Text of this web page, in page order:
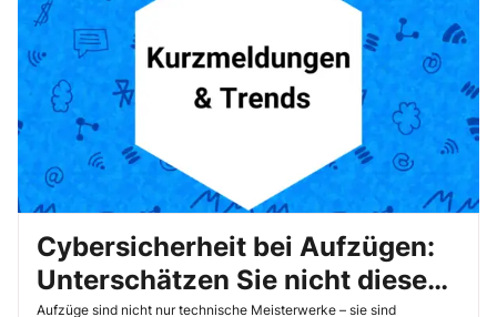
Cybersicherheit bei Aufzügen:
Unterschätzen Sie nicht diese
Aufzüge sind nicht nur technische Meisterwerke – sie sind